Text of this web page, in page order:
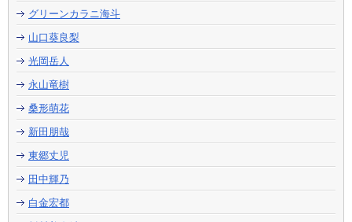
グリーンカラニ海斗
山口葵良梨
光岡岳人
永山竜樹
桑形萌花
新田朋哉
東郷丈児
田中輝乃
白金宏都